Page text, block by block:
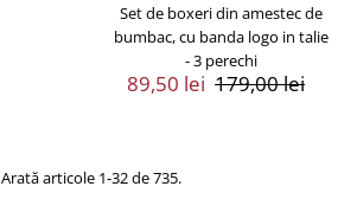
Set de boxeri din amestec de
bumbac, cu banda logo in talie
- 3 perechi
Preț
89,50 lei Preț
179,00 lei
Arată articole 1-32 de 735.